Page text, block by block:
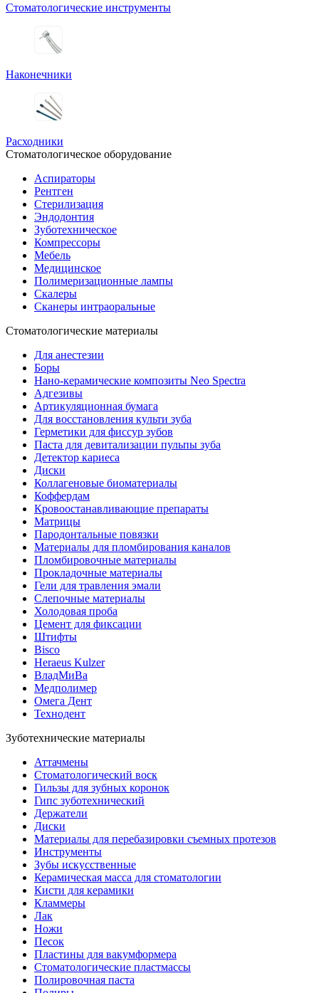
Стоматологические инструменты
Наконечники
Расходники
Стоматологическое оборудование
Аспираторы
Рентген
Стерилизация
Эндодонтия
Зуботехническое
Компрессоры
Мебель
Медицинское
Полимеризационные лампы
Скалеры
Сканеры интраоральные
Стоматологические материалы
Для анестезии
Боры
Нано-керамические композиты Neo Spectra
Адгезивы
Артикуляционная бумага
Для восстановления культи зуба
Герметики для фиссур зубов
Паста для девитализации пульпы зуба
Детектор кариеса
Диски
Коллагеновые биоматериалы
Коффердам
Кровоостанавливающие препараты
Матрицы
Пародонтальные повязки
Материалы для пломбирования каналов
Пломбировочные материалы
Прокладочные материалы
Гели для травления эмали
Слепочные материалы
Холодовая проба
Цемент для фиксации
Штифты
Bisco
Heraeus Kulzer
ВладМиВа
Медполимер
Омега Дент
Технодент
Зуботехнические материалы
Аттачмены
Стоматологический воск
Гильзы для зубных коронок
Гипс зуботехнический
Держатели
Диски
Материалы для перебазировки съемных протезов
Инструменты
Зубы искусственные
Керамическая масса для стоматологии
Кисти для керамики
Кламмеры
Лак
Ножи
Песок
Пластины для вакумформера
Стоматологические пластмассы
Полировочная паста